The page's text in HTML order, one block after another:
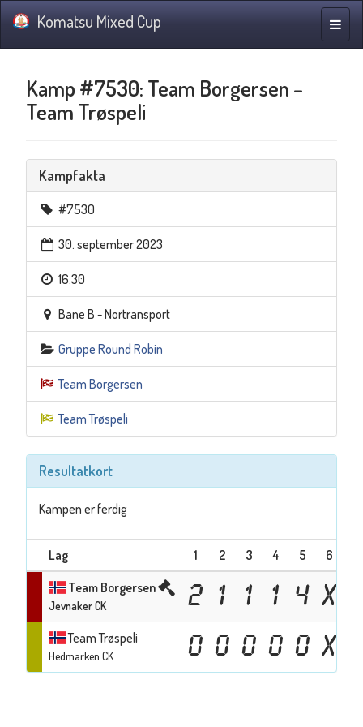
Komatsu Mixed Cup
Kamp #7530: Team Borgersen –
Team Trøspeli
Kampfakta
#7530
30. september 2023
16.30
Bane B - Nortransport
Gruppe Round Robin
Team Borgersen
Team Trøspeli
Resultatkort
Kampen er ferdig
Lag 1 2 3 4 5 6
Team Borgersen
Jevnaker CK 2 1 1 1 4 X
Team Trøspeli
Hedmarken CK 0 0 0 0 0 X